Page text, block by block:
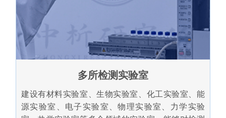
多所检测实验室
建设有材料实验室、生物实验室、化工实验室、能
源实验室、电子实验室、物理实验室、力学实验